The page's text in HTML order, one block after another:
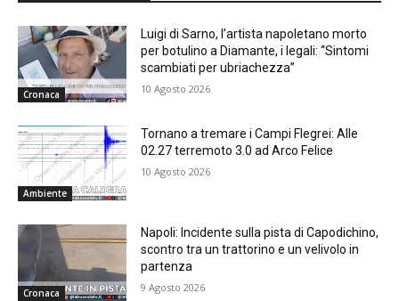
Cronaca
Luigi di Sarno, l’artista napoletano morto
per botulino a Diamante, i legali: “Sintomi
scambiati per ubriachezza”
10 Agosto 2026
Ambiente
Tornano a tremare i Campi Flegrei: Alle
02.27 terremoto 3.0 ad Arco Felice
10 Agosto 2026
Cronaca
Napoli: Incidente sulla pista di Capodichino,
scontro tra un trattorino e un velivolo in
partenza
9 Agosto 2026